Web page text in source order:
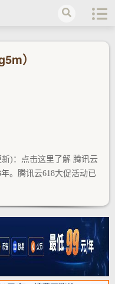
）
)：点击这里了解 腾讯云
。腾讯云618大促活动已